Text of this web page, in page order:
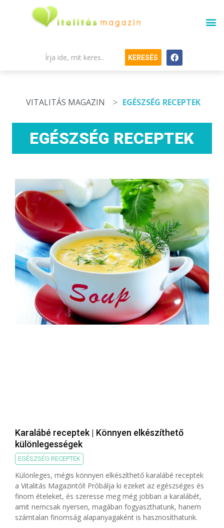
KERESÉS
VITALITÁS MAGAZIN > EGÉSZSÉG RECEPTEK
EGÉSZSÉG RECEPTEK
Karalábé receptek | Könnyen elkészíthető
különlegességek
EGÉSZSÉG RECEPTEK
Különleges, mégis könnyen elkészíthető karalábé receptek
a Vitalitás Magazintól! Próbálja ki ezeket az egészséges és
finom ételeket, és szeresse meg még jobban a karalábét,
amit nemcsak nyersen, magában fogyaszthatunk, hanem
számtalan finomság alapanyagaként is hasznosíthatunk.